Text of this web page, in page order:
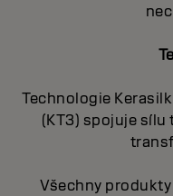
Technologie
(KT3) spojuje
Všechny